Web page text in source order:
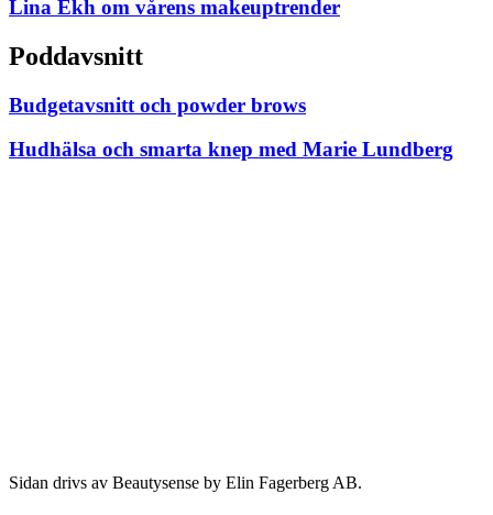
Lina Ekh om vårens makeuptrender
Poddavsnitt
Budgetavsnitt och powder brows
Hudhälsa och smarta knep med Marie Lundberg
Sidan drivs av Beautysense by Elin Fagerberg AB.